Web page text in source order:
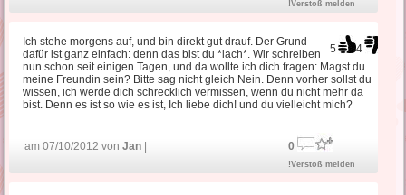
!Verstoß melden
5 4
Ich stehe morgens auf, und bin direkt gut drauf. Der Grund
dafür ist ganz einfach: denn das bist du *lach*. Wir schreiben
nun schon seit einigen Tagen, und da wollte ich dich fragen: Magst du
meine Freundin sein? Bitte sag nicht gleich Nein. Denn vorher sollst du
wissen, ich werde dich schrecklich vermissen, wenn du nicht mehr da
bist. Denn es ist so wie es ist, Ich liebe dich! und du vielleicht mich?
am 07/10/2012 vonJan 0
!Verstoß melden